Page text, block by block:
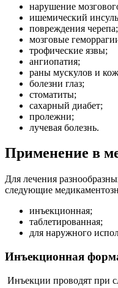
нарушение
ишемический
повреждения черепа;
мозговые
трофические язвы;
ангиопатия;
раны мускулов и
болезни глаз;
стоматиты;
сахарный диабет;
пролежни;
лучевая болезнь.
Применение в
Для лечения
следующие
инъекционная;
таблетированная;
для наружного
Инъекционная
Инъекции проводят при